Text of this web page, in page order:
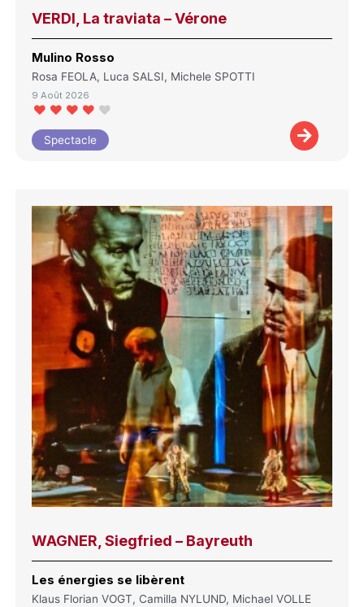
VERDI, La traviata – Vérone
Mulino Rosso
Rosa FEOLA, Luca SALSI, Michele SPOTTI
9 Août 2026
Spectacle
WAGNER, Siegfried – Bayreuth
Les énergies se libèrent
Klaus Florian VOGT, Camilla NYLUND, Michael VOLLE